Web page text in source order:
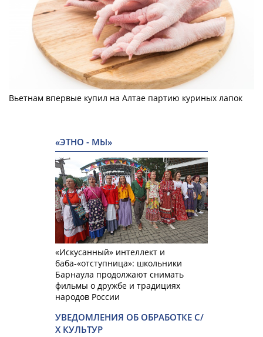
Вьетнам впервые купил на Алтае партию куриных лапок
«ЭТНО - МЫ»
«Искусанный» интеллект и
баба-«отступница»: школьники
Барнаула продолжают снимать
фильмы о дружбе и традициях
народов России
УВЕДОМЛЕНИЯ ОБ ОБРАБОТКЕ С/
Х КУЛЬТУР